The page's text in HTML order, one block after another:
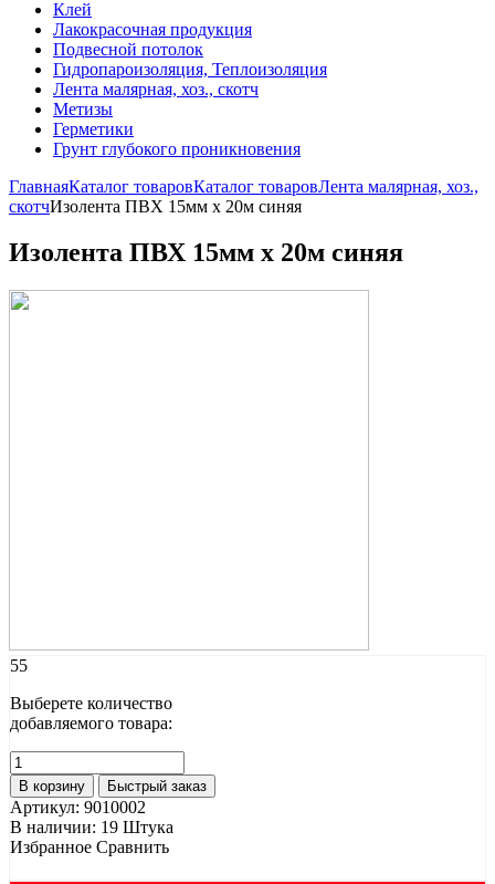
Клей
Лакокрасочная продукция
Подвесной потолок
Гидропароизоляция, Теплоизоляция
Лента малярная, хоз., скотч
Метизы
Герметики
Грунт глубокого проникновения
ГлавнаяКаталог товаровКаталог товаровЛента малярная, хоз.,
скотчИзолента ПВХ 15мм х 20м синяя
Изолента ПВХ 15мм х 20м синяя
55
Выберете количество
добавляемого товара:
В корзину Быстрый заказ
Артикул: 9010002
В наличии: 19 Штука
Избранное Сравнить